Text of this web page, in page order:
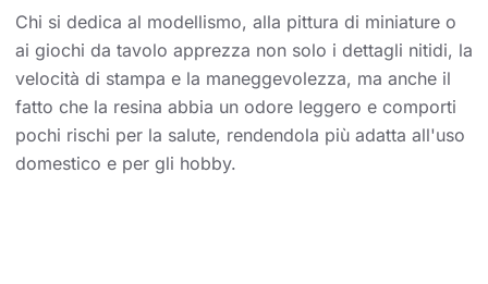
Chi si dedica al modellismo, alla pittura di miniature o
ai giochi da tavolo apprezza non solo i dettagli nitidi, la
velocità di stampa e la maneggevolezza, ma anche il
fatto che la resina abbia un odore leggero e comporti
pochi rischi per la salute, rendendola più adatta all'uso
domestico e per gli hobby.